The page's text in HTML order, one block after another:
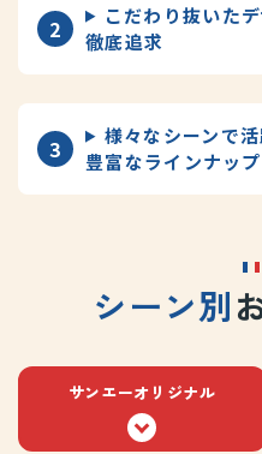
こだわり抜いた
徹底追求
様々なシーンで
豊富なラインナップ
シーン別
サンエーオリジナル